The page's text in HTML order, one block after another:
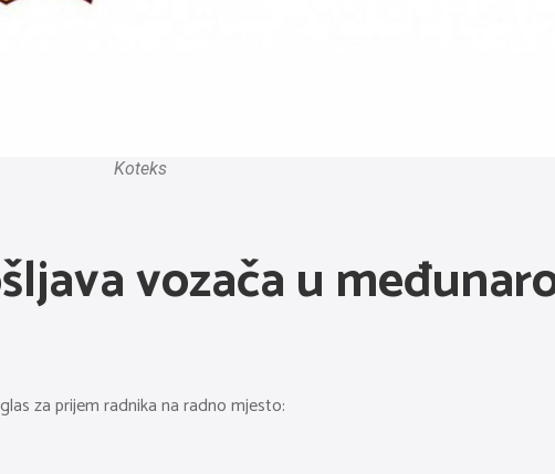
Koteks
vozača u
za prijem radnika na radno mjesto: